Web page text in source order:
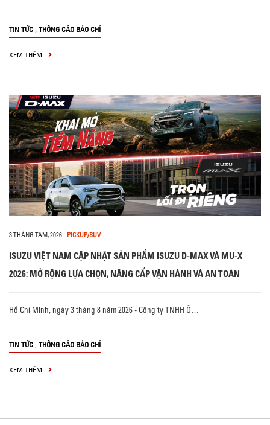
TIN TỨC , THÔNG CÁO BÁO CHÍ
XEM THÊM
3 THÁNG TÁM, 2026- PICKUP/SUV
ISUZU VIỆT NAM CẬP NHẬT SẢN PHẨM ISUZU D-MAX VÀ MU-X
2026: MỞ RỘNG LỰA CHỌN, NÂNG CẤP VẬN HÀNH VÀ AN TOÀN
Hồ Chí Minh, ngày 3 tháng 8 năm 2026 - Công ty TNHH Ô…
TIN TỨC , THÔNG CÁO BÁO CHÍ
XEM THÊM